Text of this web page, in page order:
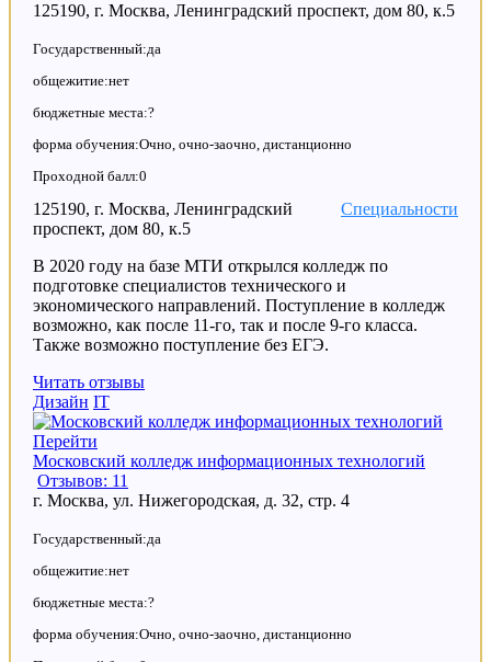
125190, г. Москва, Ленинградский проспект, дом 80, к.5
Государственный:да
общежитие:нет
бюджетные места:?
форма обучения:Очно, очно-заочно, дистанционно
Проходной балл:0
Специальности
125190, г. Москва, Ленинградский
проспект, дом 80, к.5
В 2020 году на базе МТИ открылся колледж по
подготовке специалистов технического и
экономического направлений. Поступление в колледж
возможно, как после 11-го, так и после 9-го класса.
Также возможно поступление без ЕГЭ.
Читать отзывы
Дизайн IT
Перейти
Московский колледж информационных технологий
Отзывов: 11
г. Москва, ул. Нижегородская, д. 32, стр. 4
Государственный:да
общежитие:нет
бюджетные места:?
форма обучения:Очно, очно-заочно, дистанционно